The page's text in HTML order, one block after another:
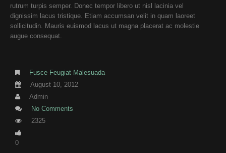
rutrum turpis semper. Donec tempor libero ut nisl lacinia vel
dignissim lacus tristique. Etiam accumsan velit in quam laoreet
sollicitudin. Mauris euismod lacus ut magna placerat ac molestie
augue consequat.
Fusce Feugiat Malesuada
August 10, 2012
Admin
No Comments
2325
0